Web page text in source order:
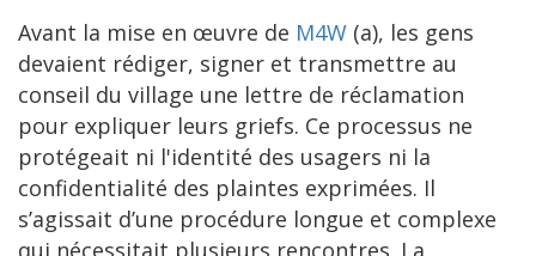
Avant la mise en œuvre de M4W (a), les gens
devaient rédiger, signer et transmettre au
conseil du village une lettre de réclamation
pour expliquer leurs griefs. Ce processus ne
protégeait ni l'identité des usagers ni la
confidentialité des plaintes exprimées. Il
s’agissait d’une procédure longue et complexe
qui nécessitait plusieurs rencontres. La